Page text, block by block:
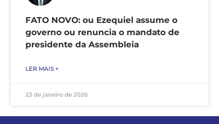
FATO NOVO: ou Ezequiel assume o
governo ou renuncia o mandato de
presidente da Assembleia
LER MAIS +
23 de janeiro de 2026